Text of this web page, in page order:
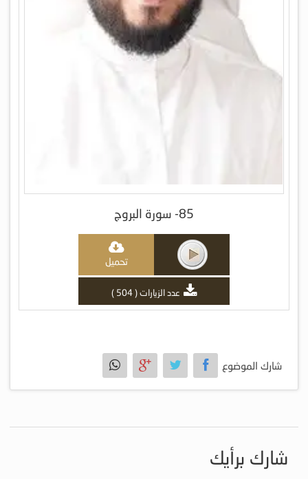
85- سورة البروج
تحميل
عدد الزيارات ( 504 )
شارك الموضوع
شارك برأيك